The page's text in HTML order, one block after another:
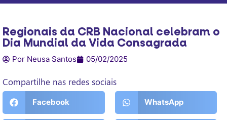
Regionais da CRB Nacional celebram o
Dia Mundial da Vida Consagrada
Por Neusa Santos 05/02/2025
Compartilhe nas redes sociais
Facebook WhatsApp